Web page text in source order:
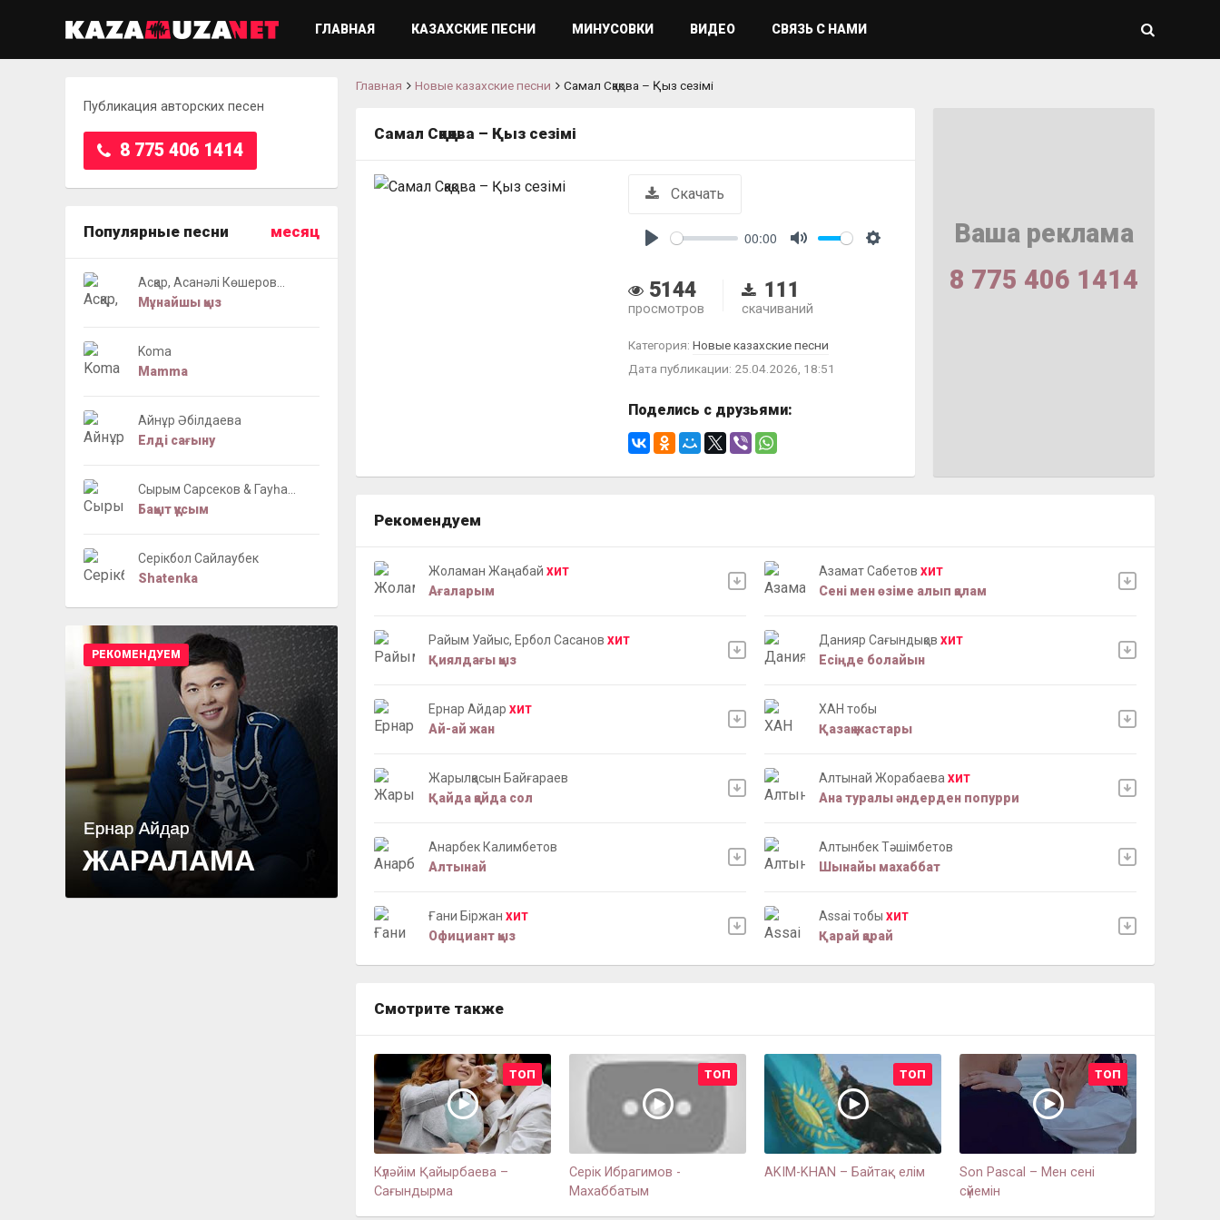
ГЛАВНАЯ КАЗАХСКИЕ ПЕСНИ МИНУСОВКИ ВИДЕО СВЯЗЬ С НАМИ
Публикация авторских песен
8 775 406 1414
Популярные песни месяц
Асқар, Асанәлі Көшеров...
Мұнайшы қыз
Koma
Mamma
Айнұр Әбілдаева
Елді сағыну
Сырым Сарсеков & Гауһа...
Бақыт құсым
Серікбол Сайлаубек
Shatenka
РЕКОМЕНДУЕМ
Главная Новые казахские песни Самал Сқақова – Қыз сезімі
Самал Сқақова – Қыз сезімі
Скачать
00:00
5144
просмотров
111
скачиваний
Категория: Новые казахские песни
Дата публикации: 25.04.2026, 18:51
Поделись с друзьями:
Ваша реклама
8 775 406 1414
Рекомендуем
Жоламан Жаңабай ХИТ
Ағаларым
Азамат Сабетов ХИТ
Сені мен өзіме алып қалам
Райым Уайыс, Ербол Сасанов ХИТ
Қиялдағы қыз
Данияр Сағындықов ХИТ
Есіңде болайын
Ернар Айдар ХИТ
Ай-ай жан
ХАН тобы
Қазақ жастары
Жарылқасын Байғараев
Қайда қайда сол
Алтынай Жорабаева ХИТ
Ана туралы әндерден попурри
Анарбек Калимбетов
Алтынай
Алтынбек Тәшімбетов
Шынайы махаббат
Ғани Біржан ХИТ
Официант қыз
Assai тобы ХИТ
Қарай қарай
Смотрите также
ТОП
Күләйім Қайырбаева –
Сағындырма
ТОП
Серік Ибрагимов -
Махаббатым
ТОП
AKIM-KHAN – Байтақ елім
ТОП
Son Pascal – Мен сені
сүйемін